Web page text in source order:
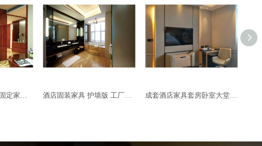
酒店固装家具 护墙版 工厂定制 酒店固定家具 定制实木护墙板 厂价直销